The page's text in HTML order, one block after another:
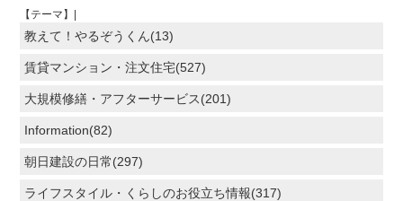
【テーマ】|
教えて！やるぞうくん(13)
賃貸マンション・注文住宅(527)
大規模修繕・アフターサービス(201)
Information(82)
朝日建設の日常(297)
ライフスタイル・くらしのお役立ち情報(317)